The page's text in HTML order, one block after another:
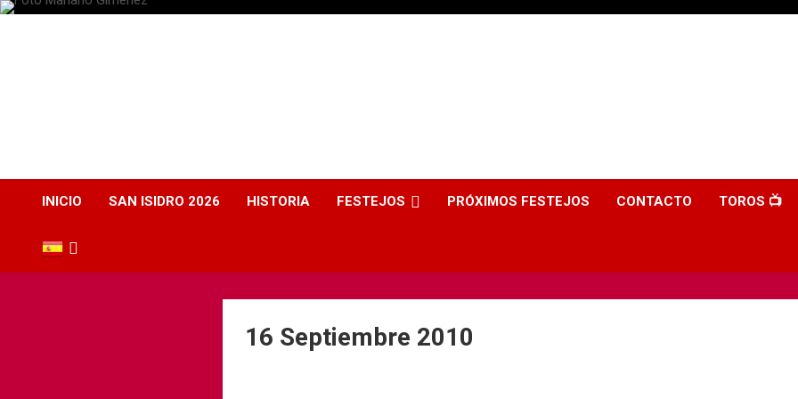
INICIO SAN ISIDRO 2026 HISTORIA FESTEJOS PRÓXIMOS FESTEJOS CONTACTO TOROS 📺
16 Septiembre 2010